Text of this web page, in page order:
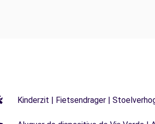
Kinderzit | Fietsendrager |